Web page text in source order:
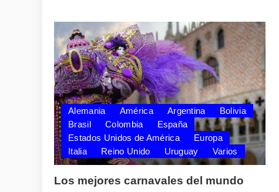
Alemania América Argentina
Bolivia
Brasil
Colombia
España
Estados Unidos de América
Europa
Italia
Reino Unido Uruguay Varios
Los mejores carnavales del mundo